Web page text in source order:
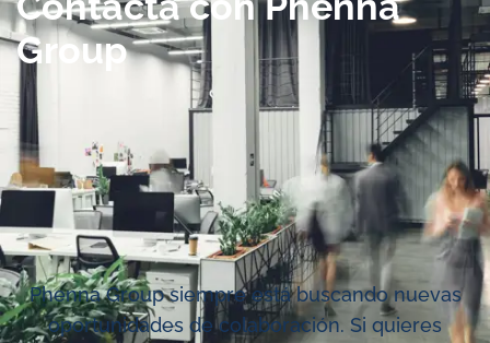
Group
Phenna Group siempre está buscando nuevas
oportunidades de colaboración. Si quieres